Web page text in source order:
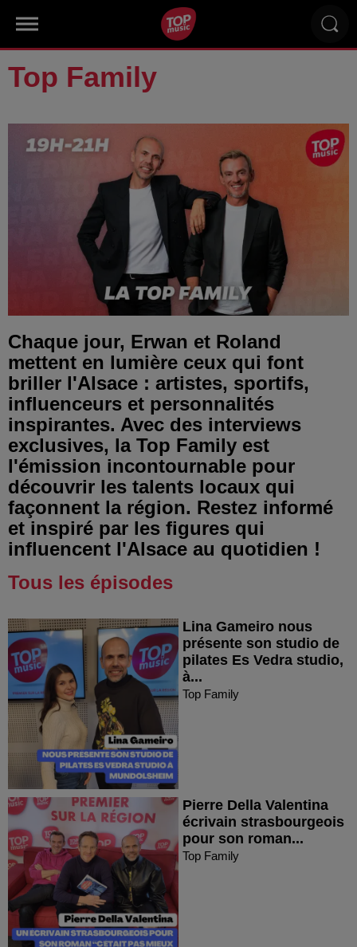
Top Family
Chaque jour, Erwan et Roland
mettent en lumière ceux qui font
briller l'Alsace : artistes, sportifs,
influenceurs et personnalités
inspirantes. Avec des interviews
exclusives, la Top Family est
l'émission incontournable pour
découvrir les talents locaux qui
façonnent la région. Restez informé
et inspiré par les figures qui
influencent l'Alsace au quotidien !
Tous les épisodes
Lina Gameiro nous
présente son studio de
pilates Es Vedra studio,
à...
Top Family
Pierre Della Valentina
écrivain strasbourgeois
pour son roman...
Top Family